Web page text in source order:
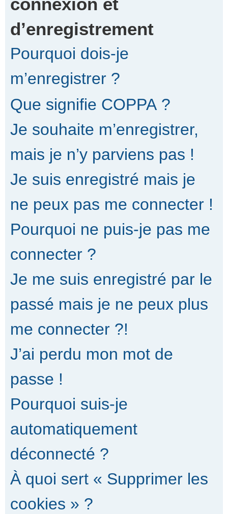
d’enregistrement
Pourquoi dois-je
m’enregistrer ?
Que signifie COPPA ?
Je souhaite m’enregistrer,
mais je n’y parviens pas !
Je suis enregistré mais je
ne peux pas me connecter !
Pourquoi ne puis-je pas me
connecter ?
Je me suis enregistré par le
passé mais je ne peux plus
me connecter ?!
J’ai perdu mon mot de
passe !
Pourquoi suis-je
automatiquement
déconnecté ?
À quoi sert « Supprimer les
cookies » ?